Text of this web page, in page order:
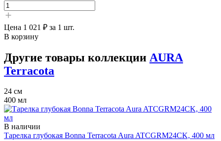
Цена 1 021 ₽ за 1 шт.
В корзину
Другие товары коллекции AURA
Terracota
24 см
400 мл
В наличии
Тарелка глубокая Bonna Terracota Aura ATCGRM24CK, 400 мл